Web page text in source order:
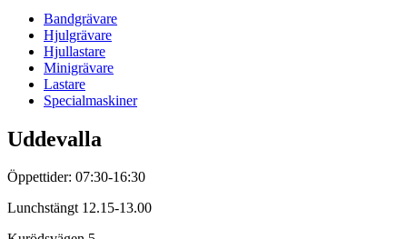
Bandgrävare
Hjulgrävare
Hjullastare
Minigrävare
Lastare
Specialmaskiner
Uddevalla
Öppettider: 07:30-16:30
Lunchstängt 12.15-13.00